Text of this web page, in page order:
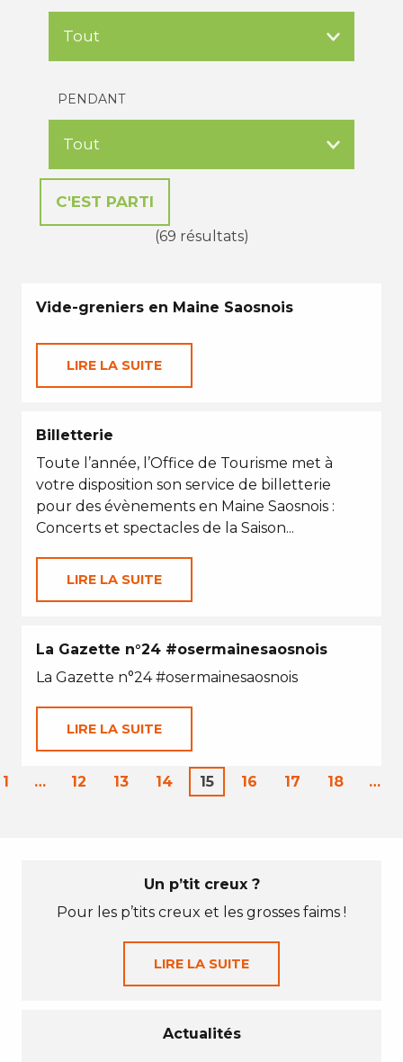
PENDANT
(69 résultats)
Vide-greniers en Maine Saosnois
LIRE LA SUITE
Billetterie
Toute l’année, l’Office de Tourisme met à
votre disposition son service de billetterie
pour des évènements en Maine Saosnois :
Concerts et spectacles de la Saison...
LIRE LA SUITE
La Gazette n°24 #osermainesaosnois
La Gazette n°24 #osermainesaosnois
LIRE LA SUITE
1 … 12 13 14 15 16 17 18 …
Un p’tit creux ?
Pour les p’tits creux et les grosses faims !
LIRE LA SUITE
Actualités